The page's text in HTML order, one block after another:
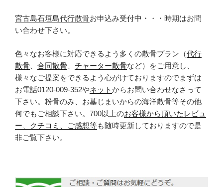
宮古島石垣島代行散骨お申込み受付中・・・時期はお問
い合わせ下さい。
色々なお客様に対応できるよう多くの散骨プラン（代行
散骨
合同散骨 チャーター散骨など）をご用意し、
様々なご提案をできるよう心がけておりますのでまずは
お電話0120-009-352やネットからお問い合わせなさって
下さい。粉骨のみ、お墓じまいからの海洋散骨等その他
何でもご相談下さい。700以上のお客様から頂いたレビュ
ー、クチコミ、ご感想等も随時更新しておりますので是
非ご覧下さい。